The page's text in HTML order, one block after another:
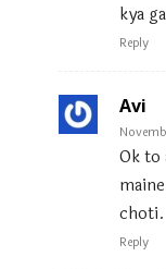
kya
Reply
Avi
Ok to
choti.
Reply